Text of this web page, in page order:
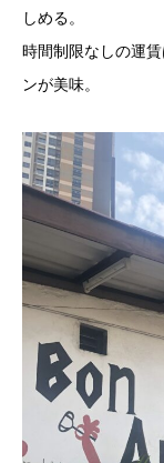
しめる。
時間制限なしの運
ンが美味。